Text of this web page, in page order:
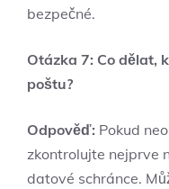
bezpečné.
Otázka 7: Co dělat,
poštu?
Odpověď: Pokud
zkontrolujte nejprve
datové schránce.